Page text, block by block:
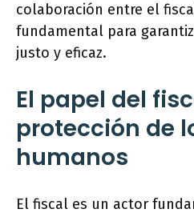
colaboración entre el
fundamental para
justo y eficaz.
El papel del
protección de
humanos
El fiscal es un actor